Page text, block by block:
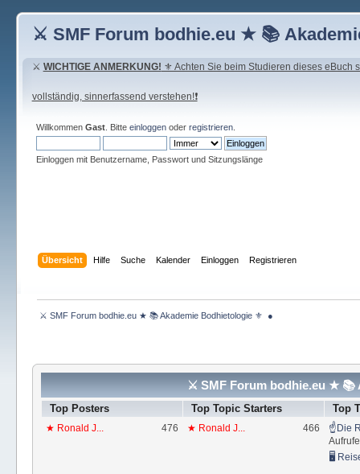
⚔ SMF Forum bodhie.eu ★ 📚
⚔ WICHTIGE ANMERKUNG! ⚜ Achten Sie beim Studieren dieses eBuch
vollständig, sinnerfassend verstehen!❗
Willkommen Gast. Bitte einloggenoder registrieren.
Einloggen mit Benutzername, Passwort und Sitzungslänge
Übersicht Hilfe Suche Kalender Einloggen Registrieren
⚔ SMF Forum bodhie.eu ★ 📚 Akademie Bodhietologie ⚜  ●
⚔ SMF Forum bodhie.eu ★ 📚
Top Posters Top Topic Starters Top
★ Ronald J... 476 ★ Ronald J... 466
☝Die
Aufrufe
🖥